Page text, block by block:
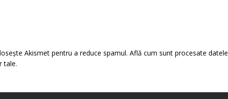
Akismet pentru a reduce spamul. Află cum sunt procesate datele
tale.